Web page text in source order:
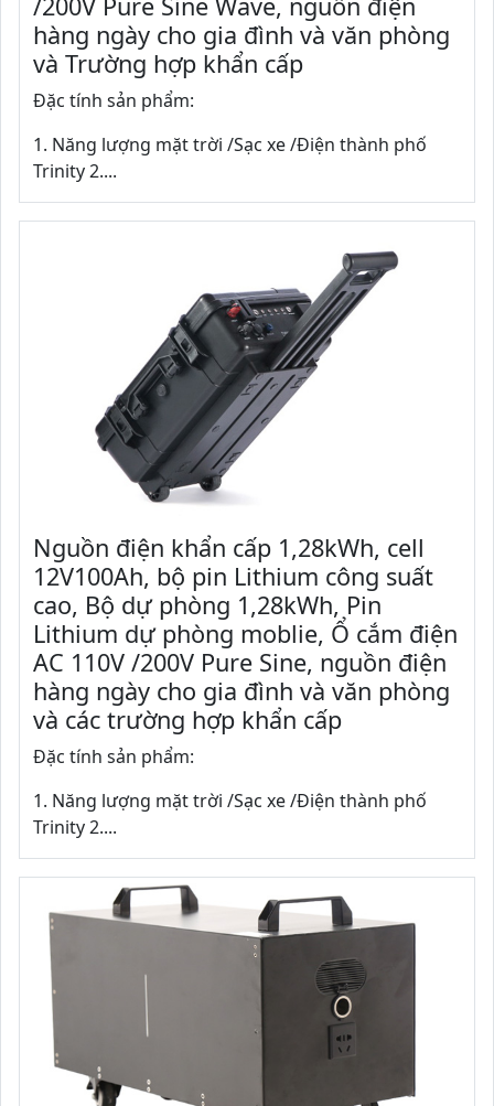
hàng ngày cho gia đình và văn phòng
và Trường hợp khẩn cấp
Đặc tính sản phẩm:
1. Năng lượng mặt trời /Sạc xe /Điện thành phố
Trinity 2....
Nguồn điện khẩn cấp 1,28kWh, cell
12V100Ah, bộ pin Lithium công suất
cao, Bộ dự phòng 1,28kWh, Pin
Lithium dự phòng moblie, Ổ cắm điện
AC 110V /200V Pure Sine, nguồn điện
hàng ngày cho gia đình và văn phòng
và các trường hợp khẩn cấp
Đặc tính sản phẩm:
1. Năng lượng mặt trời /Sạc xe /Điện thành phố
Trinity 2....